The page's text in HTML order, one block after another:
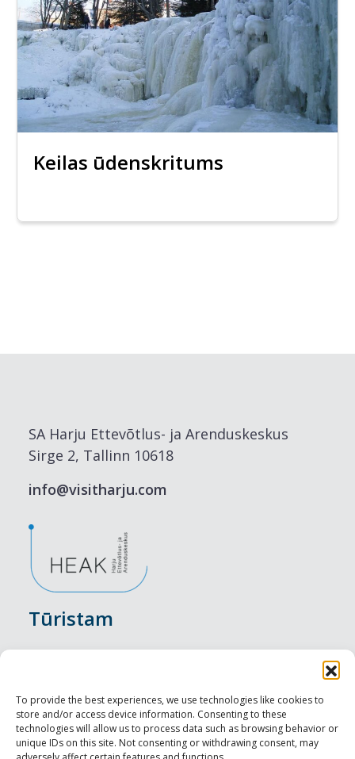
To provide the best experiences, we use technologies like cookies to
store and/or access device information. Consenting to these
technologies will allow us to process data such as browsing behavior or
unique IDs on this site. Not consenting or withdrawing consent, may
Keilas ūdenskritums
SA Harju Ettevõtlus- ja Arenduskeskus
Sirge 2, Tallinn 10618
info@visitharju.com
Tūristam
Nakšņošana
Vietas maltītei